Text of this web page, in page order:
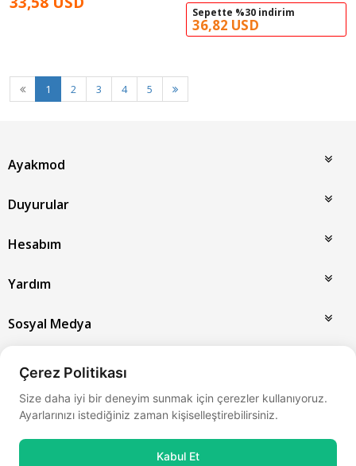
Sepette %30 indirim
36,82 USD
1 2 3 4 5
Ayakmod
Duyurular
Hesabım
Yardım
Sosyal Medya
Vikaon E-Ticaret sistemleri
Çerez Politikası
Size daha iyi bir deneyim sunmak için çerezler kullanıyoruz.
Ayarlarınızı istediğiniz zaman kişiselleştirebilirsiniz.
Kabul Et